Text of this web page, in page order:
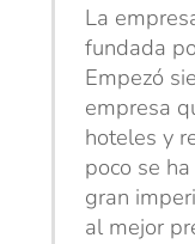
La
fundada
Empezó
empresa
hoteles y
poco se
gran
al mejor